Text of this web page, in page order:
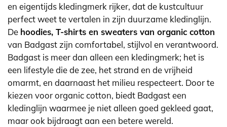
en eigentijds kledingmerk rijker, dat de kustcultuur
perfect weet te vertalen in zijn duurzame kledinglijn.
De hoodies, T-shirts en sweaters van organic cotton
van Badgast zijn comfortabel, stijlvol en verantwoord.
Badgast is meer dan alleen een kledingmerk; het is
een lifestyle die de zee, het strand en de vrijheid
omarmt, en daarnaast het milieu respecteert. Door te
kiezen voor organic cotton, biedt Badgast een
kledinglijn waarmee je niet alleen goed gekleed gaat,
maar ook bijdraagt aan een betere wereld.